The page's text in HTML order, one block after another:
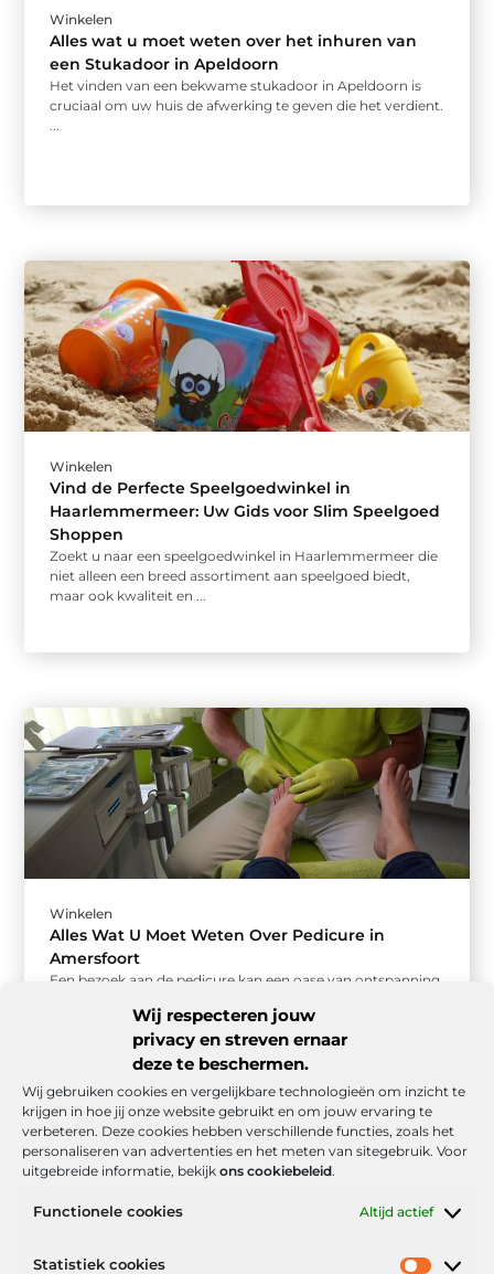
Wij respecteren jouw
privacy en streven ernaar
deze te beschermen.
Wij gebruiken cookies en vergelijkbare technologieën om inzicht te
krijgen in hoe jij onze website gebruikt en om jouw ervaring te
verbeteren. Deze cookies hebben verschillende functies, zoals het
personaliseren van advertenties en het meten van sitegebruik. Voor
uitgebreide informatie, bekijk ons cookiebeleid.
Functionele cookies Altijd actief
Statistiek cookies
Winkelen
Alles wat u moet weten over het inhuren van
een Stukadoor in Apeldoorn
Het vinden van een bekwame stukadoor in Apeldoorn is
cruciaal om uw huis de afwerking te geven die het verdient.
...
Winkelen
Vind de Perfecte Speelgoedwinkel in
Haarlemmermeer: Uw Gids voor Slim Speelgoed
Shoppen
Zoekt u naar een speelgoedwinkel in Haarlemmermeer die
niet alleen een breed assortiment aan speelgoed biedt,
maar ook kwaliteit en ...
Winkelen
Alles Wat U Moet Weten Over Pedicure in
Amersfoort
Een bezoek aan de pedicure kan een oase van ontspanning
Onze informatie